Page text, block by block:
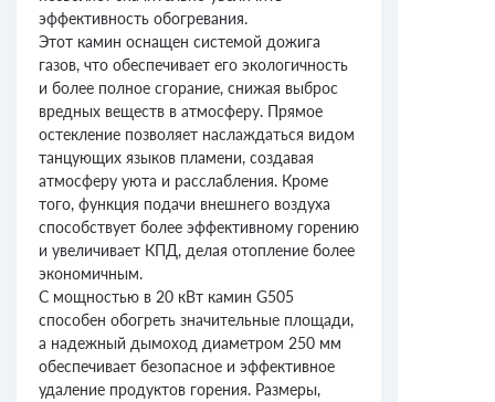
эффективность обогревания.
Этот камин оснащен системой дожига
газов, что обеспечивает его экологичность
и более полное сгорание, снижая выброс
вредных веществ в атмосферу. Прямое
остекление позволяет наслаждаться видом
танцующих языков пламени, создавая
атмосферу уюта и расслабления. Кроме
того, функция подачи внешнего воздуха
способствует более эффективному горению
и увеличивает КПД, делая отопление более
экономичным.
С мощностью в 20 кВт камин G505
способен обогреть значительные площади,
а надежный дымоход диаметром 250 мм
обеспечивает безопасное и эффективное
удаление продуктов горения. Размеры,